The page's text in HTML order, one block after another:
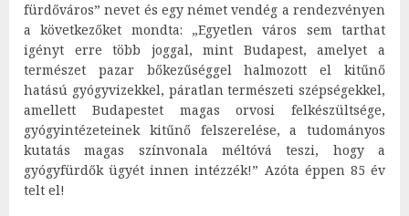
fürdőváros” nevet és egy német vendég a rendezvényen
a következőket mondta: „Egyetlen város sem tarthat
igényt erre több joggal, mint Budapest, amelyet a
természet pazar bőkezűséggel halmozott el kitűnő
hatású gyógyvizekkel, páratlan természeti szépségekkel,
amellett Budapestet magas orvosi felkészültsége,
gyógyintézeteinek kitűnő felszerelése, a tudományos
kutatás magas színvonala méltóvá teszi, hogy a
gyógyfürdők ügyét innen intézzék!” Azóta éppen 85 év
telt el!